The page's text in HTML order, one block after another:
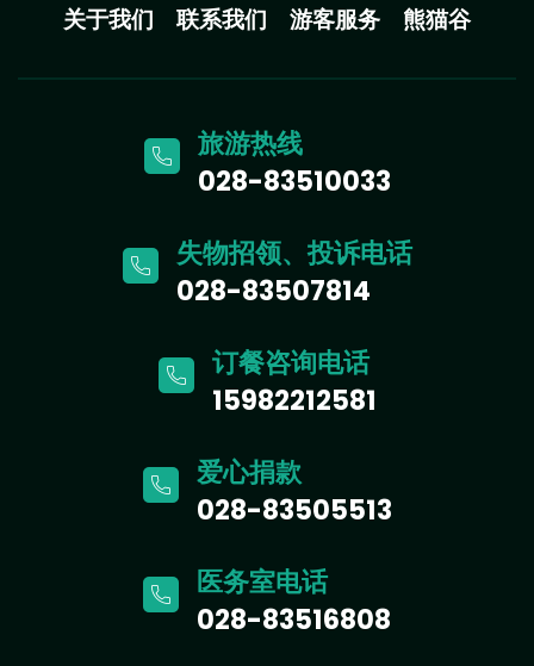
关于我们 联系我们 游客服务 熊猫谷
旅游热线
028-83510033
失物招领、投诉电话
028-83507814
订餐咨询电话
15982212581
爱心捐款
028-83505513
医务室电话
028-83516808